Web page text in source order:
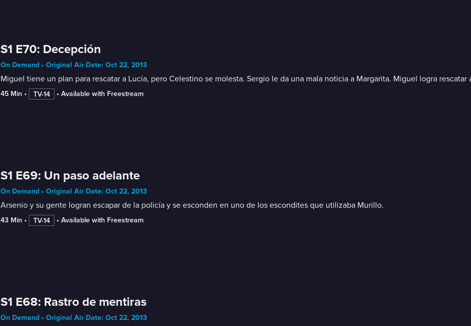
S1 E70: Decepción
On Demand • Original Air Date: Oct 22, 2013
Miguel tiene un plan para rescatar a Lucía, pero Celestino se molesta. Sergio le da una mala noticia a Margarita. Miguel logra
45 Min • TV-14 • Available with Freestream
S1 E69: Un paso adelante
On Demand • Original Air Date: Oct 22, 2013
Arsenio y su gente logran escapar de la policía y se esconden en uno de los escondites que utilizaba Murillo.
43 Min • TV-14 • Available with Freestream
S1 E68: Rastro de mentiras
On Demand • Original Air Date: Oct 22, 2013